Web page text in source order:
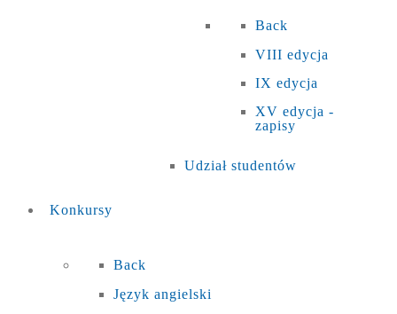
Back
VIII edycja
IX edycja
XV edycja -
zapisy
Udział studentów
Konkursy
Back
Język angielski